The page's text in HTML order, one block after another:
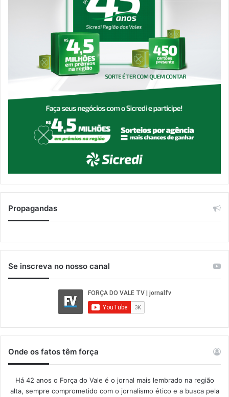
Propagandas
Se inscreva no nosso canal
Onde os fatos têm força
Há 42 anos o Força do Vale é o jornal mais lembrado na região
alta, sempre comprometido com o jornalismo ético e a busca pela